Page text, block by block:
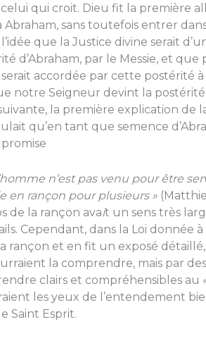
qui croit. Dieu fit la première
Abraham, sans toutefois entrer
que la Justice divine serait
d’Abraham, par le Messie, et
accordée par cette postérité
notre Seigneur devint la postérité
la première explication de
qu’en tant que semence
n’est pas venu pour être
en rançon pour plusieurs »
de la rançon avait un sens très
Cependant, dans la Loi donnée
rançon et en fit un exposé
la comprendre, mais par
clairs et compréhensibles au
les yeux de l’entendement
Saint Esprit.